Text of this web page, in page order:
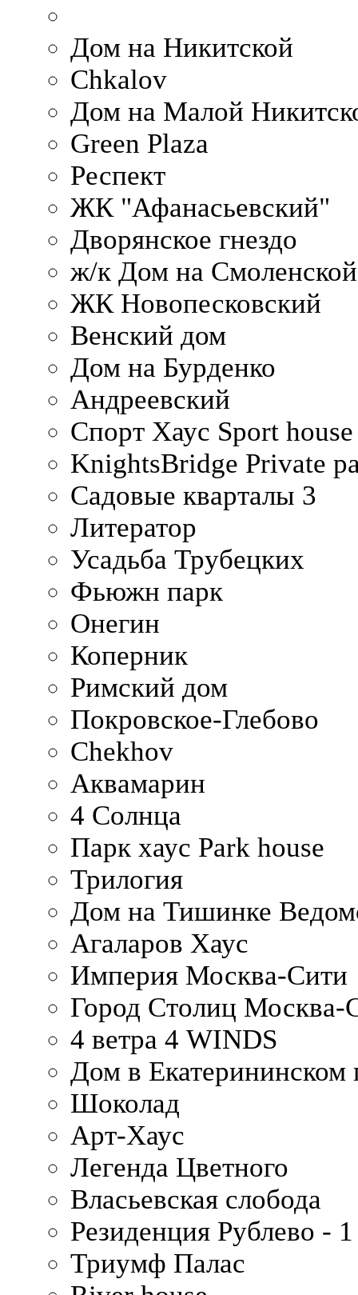
Дом на Никитской
Chkalov
Дом на Малой
Green Plaza
Респект
ЖК "Афанасьевский"
Дворянское гнездо
ж/к Дом на
ЖК Новопесковский
Венский дом
Дом на Бурденко
Андреевский
Спорт Хаус Sport house
KnightsBridge Private
Садовые кварталы 3
Литератор
Усадьба Трубецких
Фьюжн парк
Онегин
Коперник
Римский дом
Покровское-Глебово
Chekhov
Аквамарин
4 Солнца
Парк хаус Park house
Трилогия
Дом на Тишинке
Агаларов Хаус
Империя Москва-Сити
Город Столиц Москва-
4 ветра 4 WINDS
Дом в Екатерининском
Шоколад
Арт-Хаус
Легенда Цветного
Власьевская слобода
Резиденция Рублево - 1
Триумф Палас